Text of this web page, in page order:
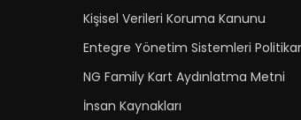
Kişisel Verileri Koruma Kanunu
Entegre Yönetim Sistemleri
NG Family Kart Aydınlatma Metni
İnsan Kaynakları